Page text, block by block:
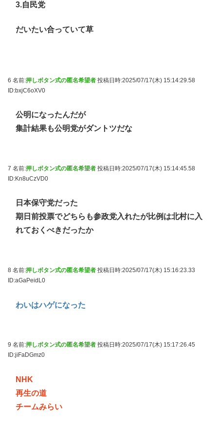
3.自民党
だいたい合っていて草
6 名前:押しボタン式の匿名希望者 投稿日時:2025/07/17(木) 15:14:29.58
ID:bxjC6oXV0
公明になったんだが
集計結果も公明党がダントツだな
7 名前:押しボタン式の匿名希望者 投稿日時:2025/07/17(木) 15:14:45.58
ID:Kn8uCzVD0
日本保守党だった
期日前投票でどちらも参政党入れたが比例は北村に入
れておくべきだったか
8 名前:押しボタン式の匿名希望者 投稿日時:2025/07/17(木) 15:16:23.33
ID:aGaPeidL0
わいはハゲになった
9 名前:押しボタン式の匿名希望者 投稿日時:2025/07/17(木) 15:17:26.45
ID:jiFaDGmz0
NHK
再生の道
チームみらい